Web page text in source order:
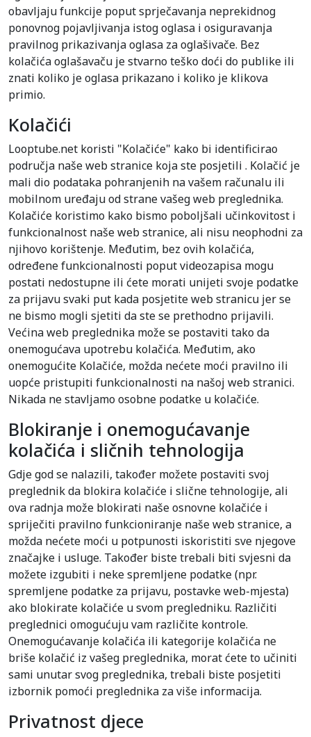
obavljaju funkcije poput sprječavanja neprekidnog
ponovnog pojavljivanja istog oglasa i osiguravanja
pravilnog prikazivanja oglasa za oglašivače. Bez
kolačića oglašavaču je stvarno teško doći do publike ili
znati koliko je oglasa prikazano i koliko je klikova
primio.
Kolačići
Looptube.net koristi "Kolačiće" kako bi identificirao
područja naše web stranice koja ste posjetili . Kolačić je
mali dio podataka pohranjenih na vašem računalu ili
mobilnom uređaju od strane vašeg web preglednika.
Kolačiće koristimo kako bismo poboljšali učinkovitost i
funkcionalnost naše web stranice, ali nisu neophodni za
njihovo korištenje. Međutim, bez ovih kolačića,
određene funkcionalnosti poput videozapisa mogu
postati nedostupne ili ćete morati unijeti svoje podatke
za prijavu svaki put kada posjetite web stranicu jer se
ne bismo mogli sjetiti da ste se prethodno prijavili.
Većina web preglednika može se postaviti tako da
onemogućava upotrebu kolačića. Međutim, ako
onemogućite Kolačiće, možda nećete moći pravilno ili
uopće pristupiti funkcionalnosti na našoj web stranici.
Nikada ne stavljamo osobne podatke u kolačiće.
Blokiranje i onemogućavanje
kolačića i sličnih tehnologija
Gdje god se nalazili, također možete postaviti svoj
preglednik da blokira kolačiće i slične tehnologije, ali
ova radnja može blokirati naše osnovne kolačiće i
spriječiti pravilno funkcioniranje naše web stranice, a
možda nećete moći u potpunosti iskoristiti sve njegove
značajke i usluge. Također biste trebali biti svjesni da
možete izgubiti i neke spremljene podatke (npr.
spremljene podatke za prijavu, postavke web-mjesta)
ako blokirate kolačiće u svom pregledniku. Različiti
preglednici omogućuju vam različite kontrole.
Onemogućavanje kolačića ili kategorije kolačića ne
briše kolačić iz vašeg preglednika, morat ćete to učiniti
sami unutar svog preglednika, trebali biste posjetiti
izbornik pomoći preglednika za više informacija.
Privatnost djece